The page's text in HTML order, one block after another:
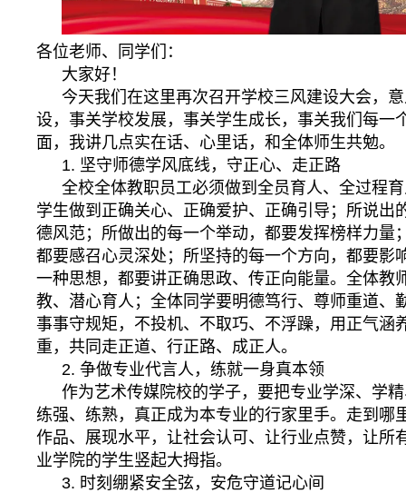
各位老师、同学们：
大家好！
今天我们在这里再次召开学校三风建设大会，
设，事关学校发展，事关学生成长，事关我们每一
面，我讲几点实在话、心里话，和全体师生共勉。
1. 坚守师德学风底线，守正心、走正路
全校全体教职员工必须做到全员育人、全过程
学生做到正确关心、正确爱护、正确引导；所说出
德风范；所做出的每一个举动，都要发挥榜样力量
都要感召心灵深处；所坚持的每一个方向，都要影
一种思想，都要讲正确思政、传正向能量。全体教
教、潜心育人；全体同学要明德笃行、尊师重道、
事事守规矩，不投机、不取巧、不浮躁，用正气涵
重，共同走正道、行正路、成正人。
2. 争做专业代言人，练就一身真本领
作为艺术传媒院校的学子，要把专业学深、学
练强、练熟，真正成为本专业的行家里手。走到哪
作品、展现水平，让社会认可、让行业点赞，让所
业学院的学生竖起大拇指。
3. 时刻绷紧安全弦，安危守道记心间